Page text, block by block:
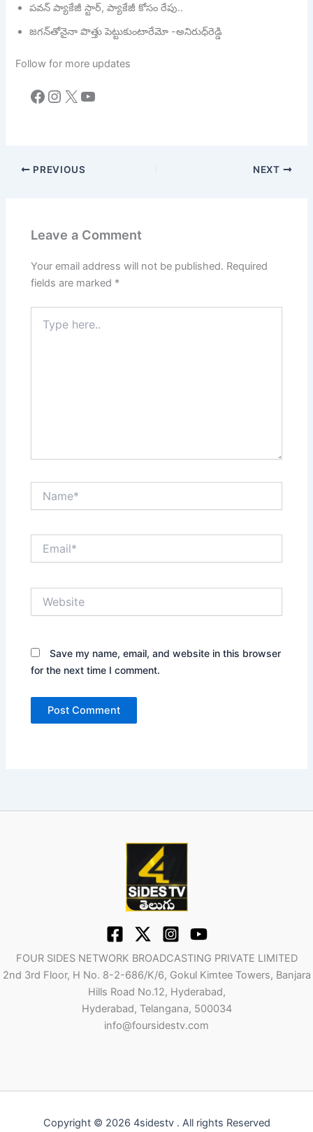
పవన్ ప్యాకేజీ స్టార్, ప్యాకేజీ కోసం రేపు..
జగన్‎తోనైనా పొత్తు పెట్టుకుంటారేమో -అనిరుధ్‎రెడ్డి
Follow for more updates
Facebook
Instagram
X YouTube
PREVIOUS NEXT
Leave a Comment
Your email address will not be published. Required
fields are marked *
here..
Save my name, email, and website in this browser
for the next time I comment.
FOUR SIDES NETWORK BROADCASTING PRIVATE LIMITED
2nd 3rd Floor, H No. 8-2-686/K/6, Gokul Kimtee Towers, Banjara
Hills Road No.12, Hyderabad,
Hyderabad, Telangana, 500034
info@foursidestv.com
Copyright © 2026 4sidestv . All rights Reserved